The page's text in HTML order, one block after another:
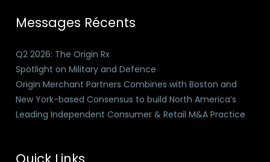
Messages Récents
Q2 2026: The Origin Rx
Spotlight on Military and Defence
Origin Merchant Partners Combines with Boston and
New York-based Consensus to build North America’s
Leading Independent Consumer & Retail M&A Practice